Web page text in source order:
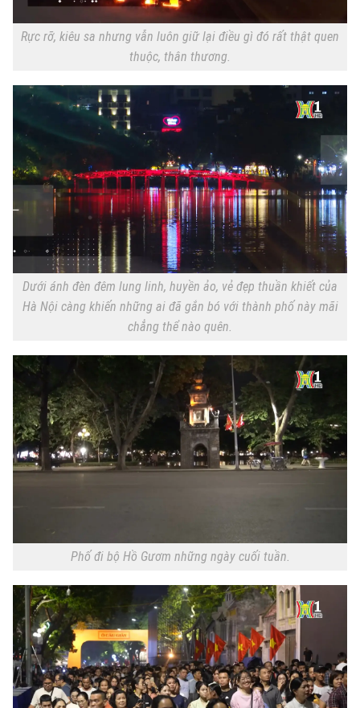
Xu hướng
Rực rỡ, kiêu sa nhưng vẫn luôn giữ lại điều gì đó rất thật quen
thuộc, thân thương.
Dưới ánh đèn đêm lung linh, huyền ảo, vẻ đẹp thuần khiết của
Hà Nội càng khiến những ai đã gắn bó với thành phố này mãi
chẳng thể nào quên.
Phố đi bộ Hồ Gươm những ngày cuối tuần.